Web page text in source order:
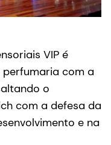
VIP é
com a
o
com a defesa da
e na